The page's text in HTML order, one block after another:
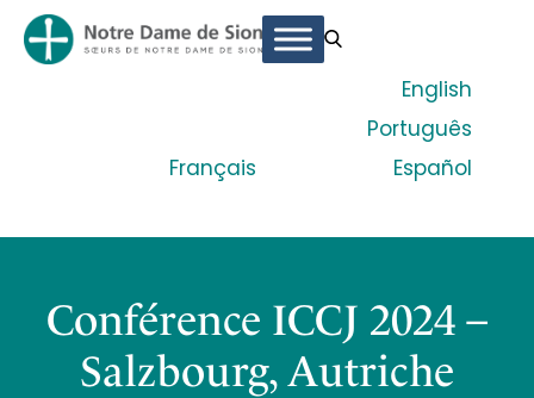
Français
English
Português
Español
Conférence ICCJ 2024 –
Salzbourg, Autriche